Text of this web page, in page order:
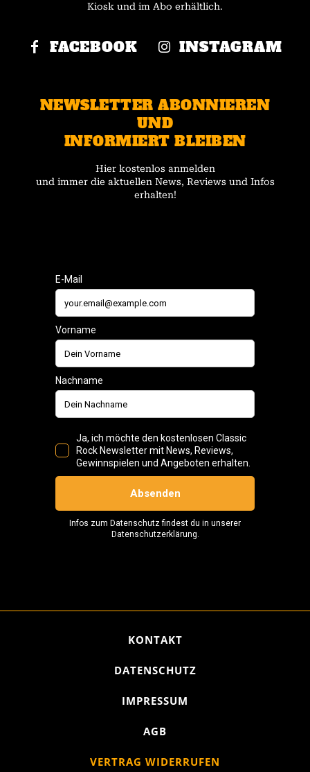
Kiosk und im Abo erhältlich.
FACEBOOK INSTAGRAM
NEWSLETTER ABONNIEREN
UND
INFORMIERT BLEIBEN
Hier kostenlos anmelden
und immer die aktuellen News, Reviews und Infos
erhalten!
KONTAKT
DATENSCHUTZ
IMPRESSUM
AGB
VERTRAG WIDERRUFEN